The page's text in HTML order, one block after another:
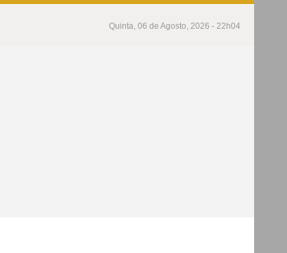
Quinta, 06 de Agosto, 2026 - 22h04